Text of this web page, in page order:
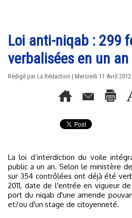
Loi anti-niqab : 299
verbalisées en un an
Rédigé par La Rédaction | Mercredi 11 Avril 2012
La loi d’interdiction du voile intégral (niqab) dans l'espace
public a un an. Selon le ministère
sur 354 contrôlées ont déjà été
2011, date de l'entrée en vigueur
port du niqab d'une amende
et/ou d'un stage de citoyenneté.